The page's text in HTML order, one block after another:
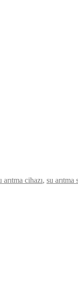
arıtma cihazı, su arıtma